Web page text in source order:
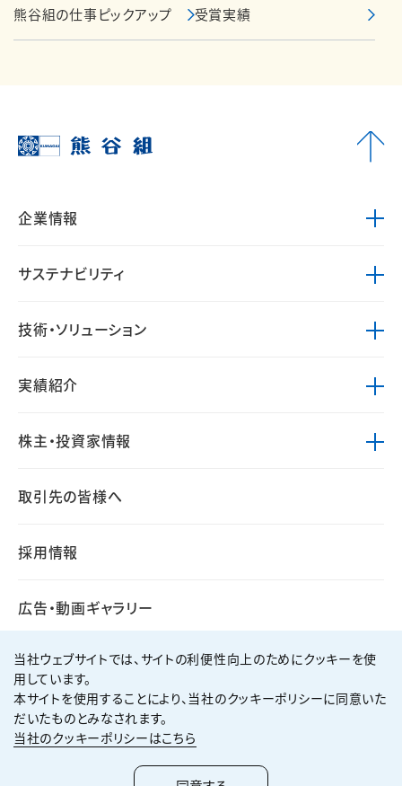
熊谷組の仕事ピックアップ 受賞実績
企業情報
サステナビリティ
技術・ソリューション
実績紹介
株主・投資家情報
取引先の皆様へ
採用情報
広告・動画ギャラリー
個人情報保護方針
サイト利用規約
サイトマップ
2026KUMAGAI GUMI CO.,LTD All Rights Reserved.
当社ウェブサイトでは、サイトの利便性向上のためにクッキーを使
用しています。
本サイトを使用することにより、当社のクッキーポリシーに同意いた
だいたものとみなされます。
当社のクッキーポリシーはこちら